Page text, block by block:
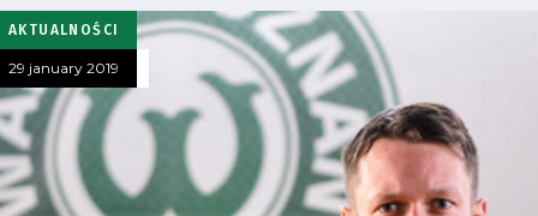
AKTUALNOŚCI
29 january 2019